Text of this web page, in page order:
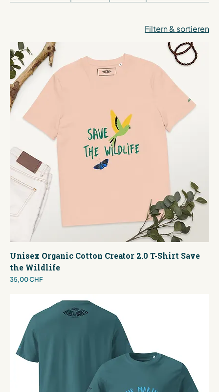
Filtern & sortieren
Unisex Organic Cotton Creator 2.0 T-Shirt Save
the Wildlife
Preis
35,00 CHF